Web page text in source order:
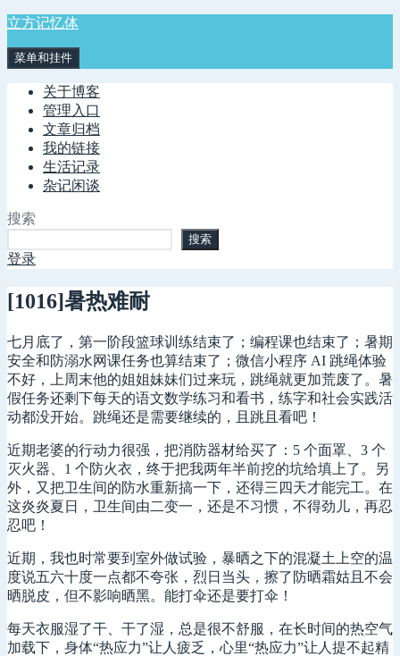
跳
内
立方记忆体
菜单和挂件
关于博客
管理入口
文章归档
我的链接
生活记录
杂记闲谈
搜索
搜索
登录
[1016]暑热难耐
七月底了，第一阶段篮球训练结束了；编程课也结束了；暑期
安全和防溺水网课任务也算结束了；微信小程序 AI 跳绳体验
不好，上周末他的姐姐妹妹们过来玩，跳绳就更加荒废了。暑
假任务还剩下每天的语文数学练习和看书，练字和社会实践活
动都没开始。跳绳还是需要继续的，且跳且看吧！
近期老婆的行动力很强，把消防器材给买了：5 个面罩、3 个
灭火器、1 个防火衣，终于把我两年半前挖的坑给填上了。另
外，又把卫生间的防水重新搞一下，还得三四天才能完工。在
这炎炎夏日，卫生间由二变一，还是不习惯，不得劲儿，再忍
忍吧！
近期，我也时常要到室外做试验，暴晒之下的混凝土上空的温
度说五六十度一点都不夸张，烈日当头，擦了防晒霜姑且不会
晒脱皮，但不影响晒黑。能打伞还是要打伞！
每天衣服湿了干、干了湿，总是很不舒服，在长时间的热空气
加载下，身体“热应力”让人疲乏，心里“热应力”让人提不起精